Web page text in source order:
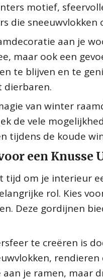
motief,
die sneeuwvlokken
aan je
maar ook een
te blijven en te
dierbaren.
van winter
de vele
tijdens de koude
een
om je interieur
rol. Kies
Deze gordijnen
te creëren is
je ramen, maar